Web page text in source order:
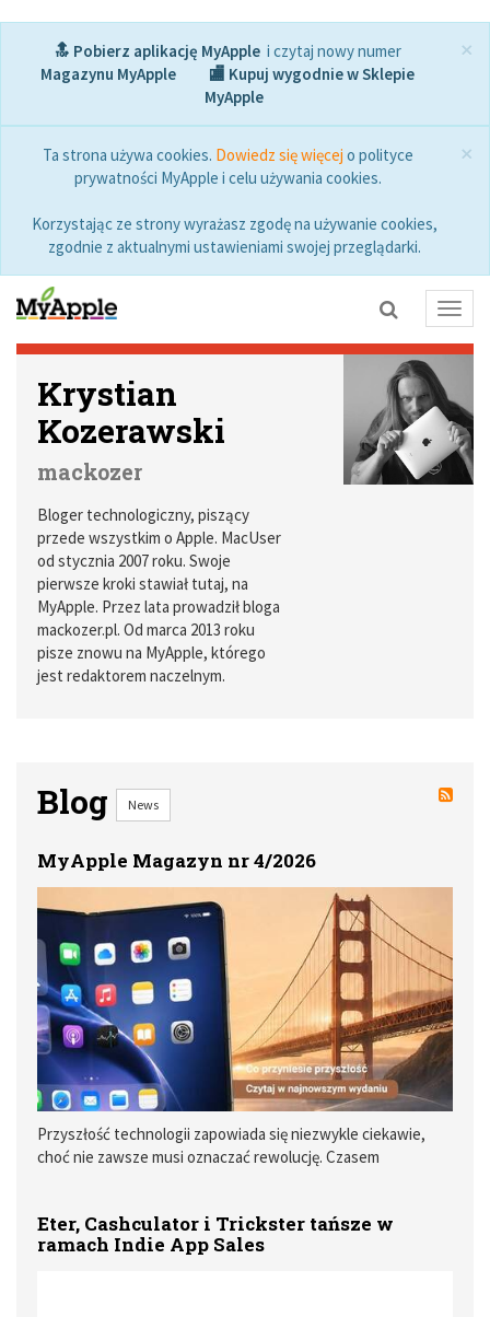
×
🔝 Pobierz aplikację MyApple i czytaj nowy numer
Magazynu MyApple
🏬 Kupuj wygodnie w Sklepie
MyApple
×
Ta strona używa cookies. Dowiedz się więcej o polityce
prywatności MyApple i celu używania cookies.
Korzystając ze strony wyrażasz zgodę na używanie cookies,
zgodnie z aktualnymi ustawieniami swojej przeglądarki.
Krystian
Kozerawski
mackozer
Bloger technologiczny, piszący
przede wszystkim o Apple. MacUser
od stycznia 2007 roku. Swoje
pierwsze kroki stawiał tutaj, na
MyApple. Przez lata prowadził bloga
mackozer.pl. Od marca 2013 roku
pisze znowu na MyApple, którego
jest redaktorem naczelnym.
Blog News
MyApple Magazyn nr 4/2026
Przyszłość technologii zapowiada się niezwykle ciekawie,
choć nie zawsze musi oznaczać rewolucję. Czasem
Eter, Cashculator i Trickster tańsze w
ramach Indie App Sales